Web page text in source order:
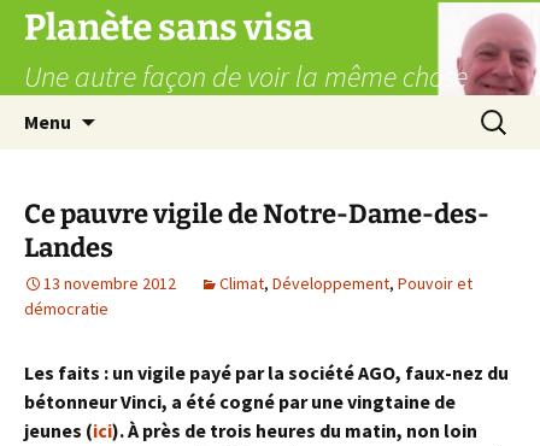
Aller
contenu
Planète sans visa
Une autre façon de voir la même chose
Menu
Ce pauvre vigile de Notre-Dame-des-
Landes
13 novembre 2012 Climat, Développement, Pouvoir et
démocratie
Les faits : un vigile payé par la société AGO, faux-nez du
bétonneur Vinci, a été cogné par une vingtaine de
jeunes (ici). À près de trois heures du matin, non loin